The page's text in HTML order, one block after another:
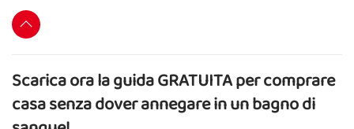
Scarica ora la guida GRATUITA per comprare
casa senza dover annegare in un bagno di